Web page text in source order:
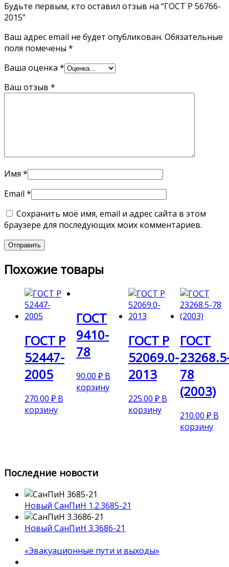
Будьте первым, кто оставил отзыв на “ГОСТ Р 56766-
2015”
Ваш адрес email не будет опубликован. Обязательные
поля помечены *
Ваша оценка *
Ваш отзыв *
Имя *
Email *
Сохранить моё имя, email и адрес сайта в этом
браузере для последующих моих комментариев.
Похожие товары
ГОСТ Р
52447-
2005
270.00 ₽ В
корзину
ГОСТ
9410-
78
90.00₽ В
корзину
ГОСТ Р
52069.0-
2013
225.00 ₽ В
корзину
ГОСТ
78
(2003)
210.00 ₽ В
корзину
Последние новости
Новый СанПиН 1.2.3685-21
Новый СанПиН 3.3686-21
«Эвакуационные пути и выходы»